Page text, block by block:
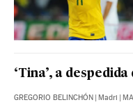
‘Tina’, a
GREGORIO BELINCHÓN | Madri |